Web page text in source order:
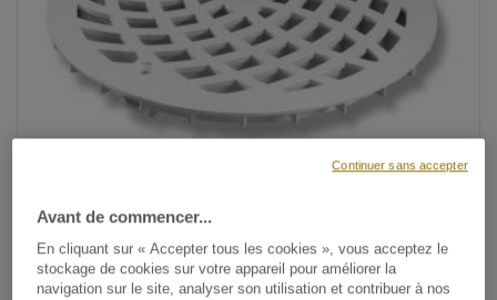
Avant de commencer...
En cliquant sur « Accepter tous les cookies », vous acceptez le
stockage de cookies sur votre appareil pour améliorer la
navigation sur le site, analyser son utilisation et contribuer à nos
Continuer sans accepter